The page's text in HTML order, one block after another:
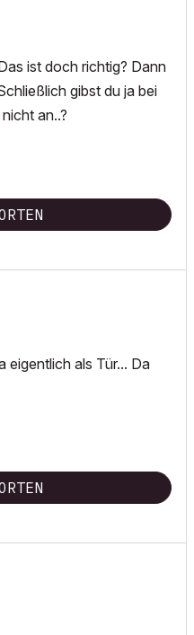
ist doch richtig? Dann
gibst du ja bei
an..?
eigentlich als Tür... Da